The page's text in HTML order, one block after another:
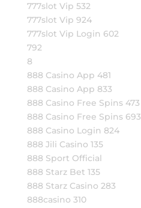
777slot Vip 532
777slot Vip 924
777slot Vip Login 602
792
8
888 Casino App 481
888 Casino App 833
888 Casino Free Spins 473
888 Casino Free Spins 693
888 Casino Login 824
888 Jili Casino 135
888 Sport Official
888 Starz Bet 135
888 Starz Casino 283
888casino 310